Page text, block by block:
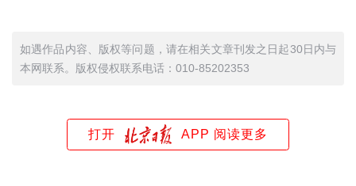
如遇作品内容、版权等问题，请在相关文章刊发之日起30日内与
本网联系。版权侵权联系电话：010-85202353
打开 APP 阅读更多